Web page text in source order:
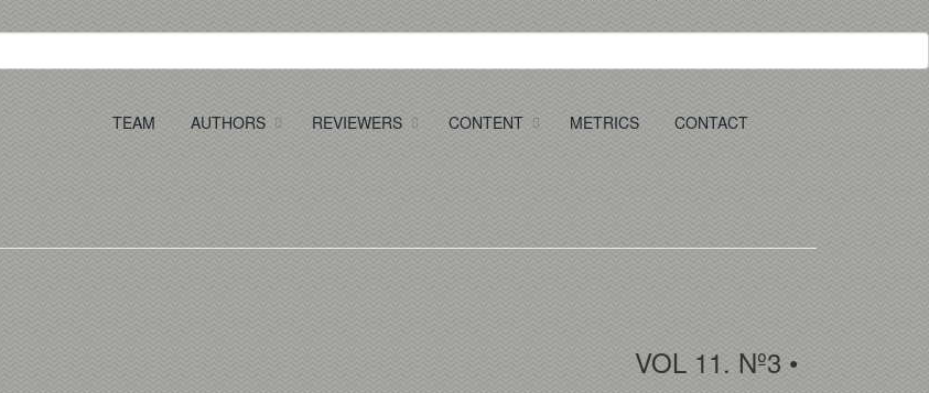
TEAM AUTHORS REVIEWERS CONTENT METRICS CONTACT
VOL 11. Nº3 •